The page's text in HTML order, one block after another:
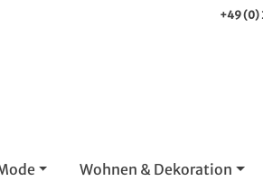
+49 (0)
Wohnen & Dekoration